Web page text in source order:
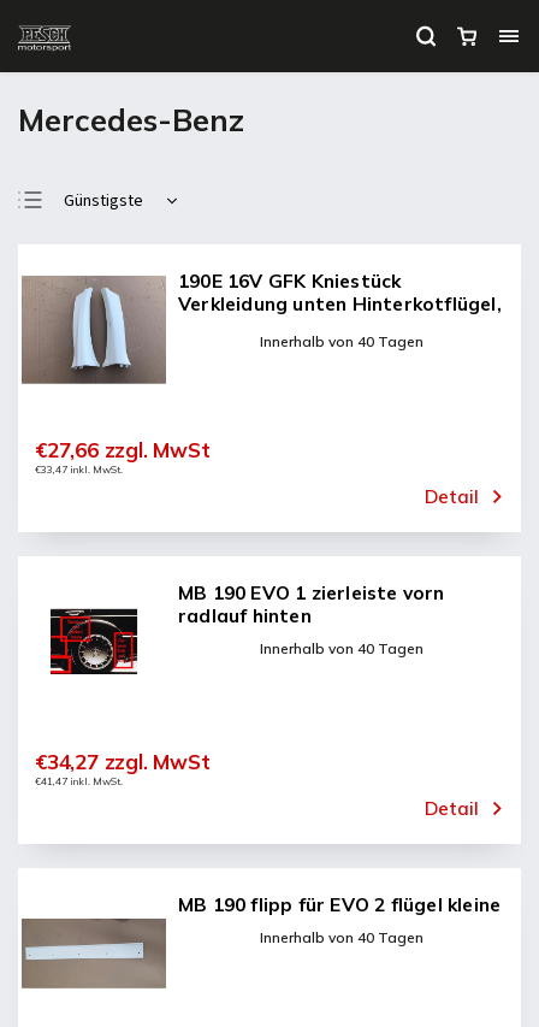
Mercedes-Benz
Günstigste
Meistverkauft
Alphabetisch
190E 16V GFK Kniestück
Verkleidung unten Hinterkotflügel,
Innerhalb von 40 Tagen
€33,47 inkl. MwSt.
€27,66 zzgl. MwSt
Detail
MB 190 EVO 1 zierleiste vorn
radlauf hinten
Innerhalb von 40 Tagen
€41,47 inkl. MwSt.
€34,27 zzgl. MwSt
Detail
MB 190 flipp für EVO 2 flügel kleine
Innerhalb von 40 Tagen